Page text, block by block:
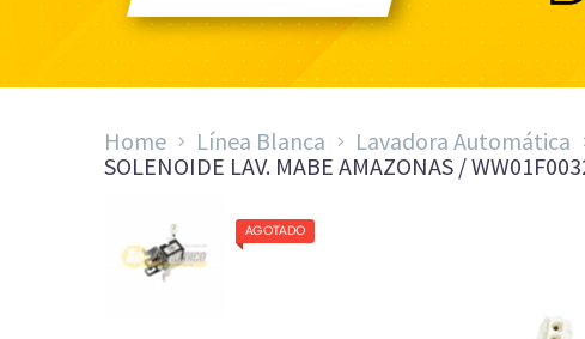
Home Línea Blanca Lavadora Automática
SOLENOIDE LAV. MABE AMAZONAS /
AGOTADO